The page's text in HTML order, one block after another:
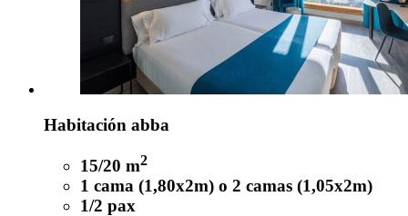
Habitación abba
15/20 m2
1 cama (1,80x2m) o 2 camas (1,05x2m)
1/2 pax